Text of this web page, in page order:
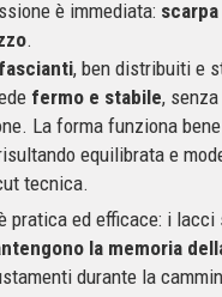
è immediata:
.
, ben distribuiti e
fermo e stabile,
La forma funziona
equilibrata e
tecnica.
pratica ed efficace: i lacci
la memoria
durante la